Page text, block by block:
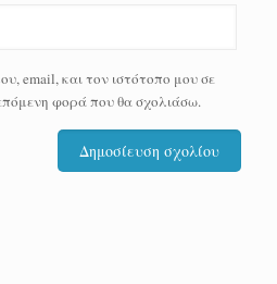
email, και τον ιστότοπο μου σε
φορά που θα σχολιάσω.